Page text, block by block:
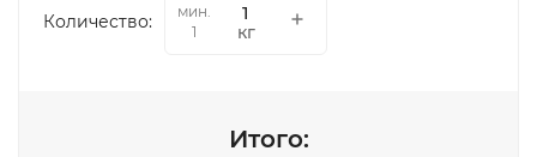
Количество:
мин.
1
кг
Итого: